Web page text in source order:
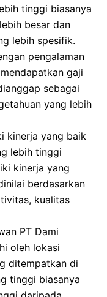
tinggi biasanya
besar dan
lebih spesifik.
pengalaman
gaji
sebagai
yang lebih
kinerja yang baik
lebih tinggi
kinerja yang
berdasarkan
kualitas
PT Dami
oleh lokasi
ditempatkan di
tinggi biasanya